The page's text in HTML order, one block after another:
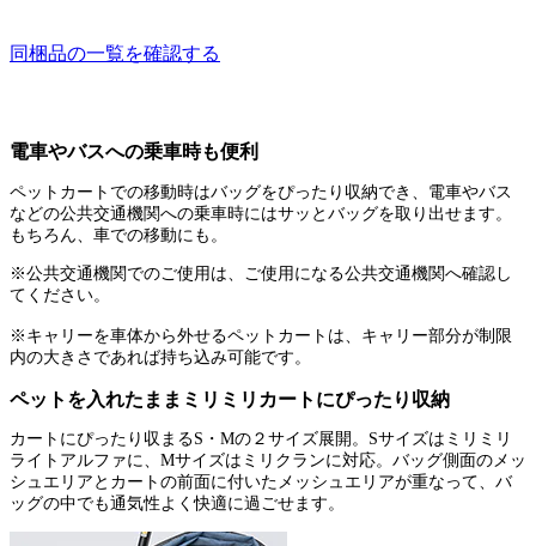
同梱品の一覧を確認する
電車やバスへの乗車時も便利
ペットカートでの移動時はバッグをぴったり収納でき、電車やバス
などの公共交通機関への乗車時にはサッとバッグを取り出せます。
もちろん、車での移動にも。
※公共交通機関でのご使用は、ご使用になる公共交通機関へ確認し
てください。
※キャリーを車体から外せるペットカートは、キャリー部分が制限
内の大きさであれば持ち込み可能です。
ペットを入れたままミリミリカートにぴったり収納
カートにぴったり収まるS・Mの２サイズ展開。Sサイズはミリミリ
ライトアルファに、Mサイズはミリクランに対応。バッグ側面のメッ
シュエリアとカートの前面に付いたメッシュエリアが重なって、バ
ッグの中でも通気性よく快適に過ごせます。